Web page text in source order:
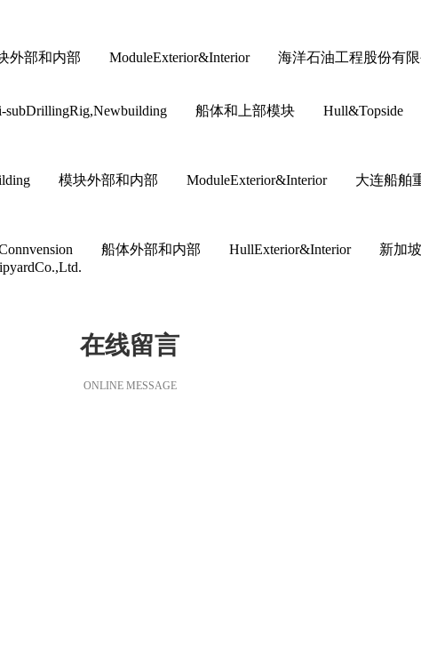
块外部和内部 ModuleExterior&Interior 海洋石油工程股份有
subDrillingRig,Newbuilding 船体和上部模块
模块外部和内部 ModuleExterior&Interior 大连船
船体外部和内部 HullExterior&Interior 新加
在线留言
ONLINE MESSAGE